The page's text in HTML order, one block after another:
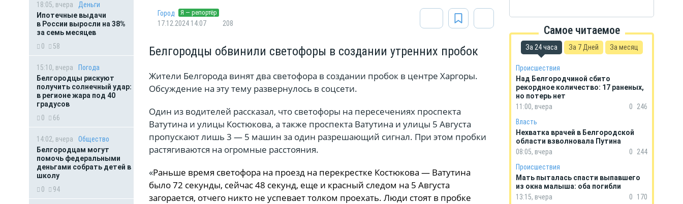
18:05, вчера
Деньги
Ипотечные выдачи
в России выросли на 38%
за семь месяцев
0
58
15:10, вчера
Погода
Белгородцы рискуют
получить солнечный удар:
в регионе жара под 40
градусов
0
66
14:02, вчера
Общество
Белгородцам могут
помочь федеральными
деньгами собрать детей в
школу
0
94
Город Я — репортёр
17.12.2024 14:07 208
Белгородцы обвинили светофоры в создании утренних пробок
Жители Белгорода винят два светофора в создании пробок в центре Харгоры.
Обсуждение на эту тему развернулось в соцсети.
Один из водителей рассказал, что светофоры на пересечениях проспекта
Ватутина и улицы Костюкова, а также проспекта Ватутина и улицы 5 Августа
пропускают лишь 3 — 5 машин за один разрешающий сигнал. При этом пробки
растягиваются на огромные расстояния.
«Раньше время светофора на проезд на перекрестке Костюкова — Ватутина
было 72 секунды, сейчас 48 секунд, еще и красный следом на 5 Августа
загорается, отчего никто не успевает толком проехать. Люди стоят в пробке
Самое читаемое
За 24 часа За 7 Дней За месяц
Происшествия
Над Белгородчиной сбито
рекордное количество: 17 раненых,
но потерь нет
11:00, вчера
0
246
Власть
Нехватка врачей в Белгородской
области взволновала Путина
08:05, вчера
0
244
Происшествия
Мать пыталась спасти выпавшего
из окна малыша: оба погибли
13:15, вчера
0
170